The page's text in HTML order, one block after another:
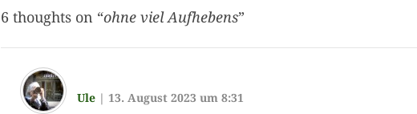
6 thoughts on “ohne viel Aufhebens”
Ule | 13. August 2023 um 8:31